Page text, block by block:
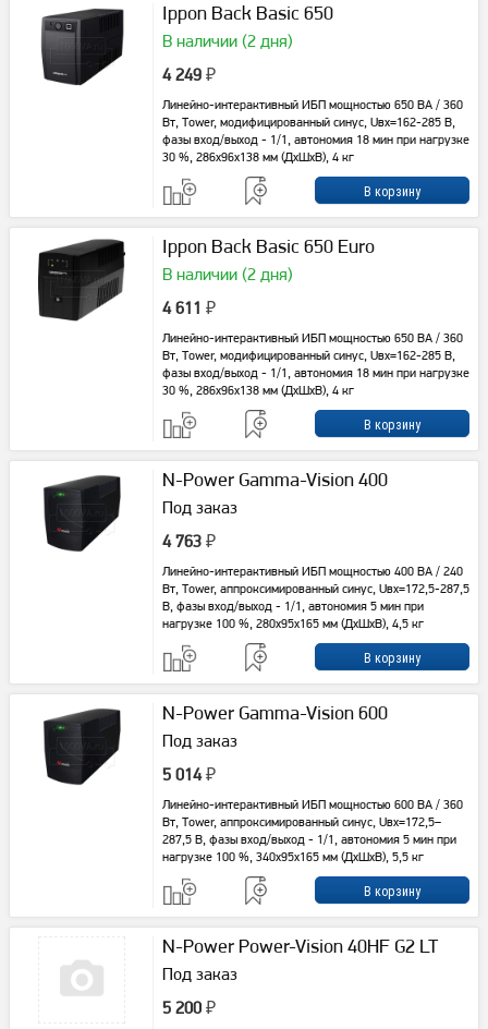
Ippon Back Basic 650
В наличии (2 дня)
4 249 ₽
Линейно-интерактивный ИБП мощностью 650 ВА / 360
Вт, Tower, модифицированный синус, Uвх=162-285 В,
фазы вход/выход - 1/1, автономия 18 мин при нагрузке
30 %, 286х96х138 мм (ДхШхВ), 4 кг
Ippon Back Basic 650 Euro
В наличии (2 дня)
4 611 ₽
Линейно-интерактивный ИБП мощностью 650 ВА / 360
Вт, Tower, модифицированный синус, Uвх=162-285 В,
фазы вход/выход - 1/1, автономия 18 мин при нагрузке
30 %, 286х96х138 мм (ДхШхВ), 4 кг
N-Power Gamma-Vision 400
Под заказ
4 763 ₽
Линейно-интерактивный ИБП мощностью 400 ВА / 240
Вт, Tower, аппроксимированный синус, Uвх=172,5-287,5
В, фазы вход/выход - 1/1, автономия 5 мин при
нагрузке 100 %, 280x95x165 мм (ДхШхВ), 4,5 кг
N-Power Gamma-Vision 600
Под заказ
5 014 ₽
Линейно-интерактивный ИБП мощностью 600 ВА / 360
Вт, Tower, аппроксимированный синус, Uвх=172,5–
287,5 В, фазы вход/выход - 1/1, автономия 5 мин при
нагрузке 100 %, 340x95x165 мм (ДхШхВ), 5,5 кг
N-Power Power-Vision 40HF G2 LT
Под заказ
5 200 ₽